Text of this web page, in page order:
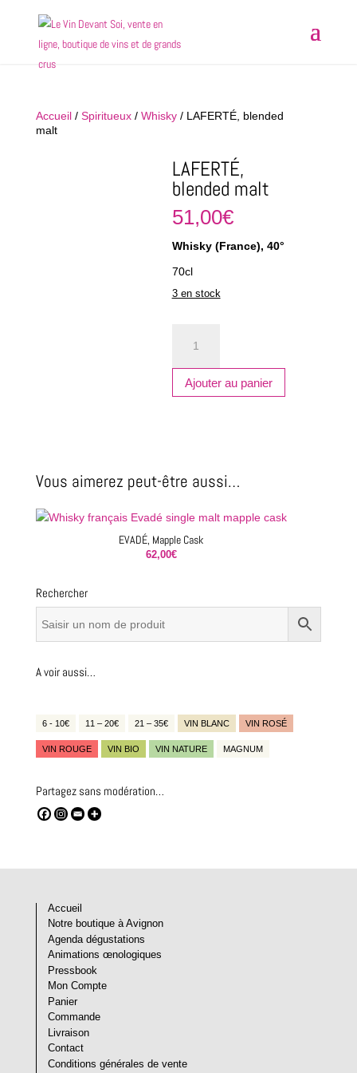
Accueil/ Spiritueux/ Whisky/ LAFERTÉ, blended
malt
LAFERTÉ,
blended malt
51,00€
Whisky (France), 40°
70cl
3 en stock
maltAjouter au panier
Vous aimerez peut-être aussi…
EVADÉ, Mapple Cask
62,00€
Rechercher
A voir aussi…
6 - 10€ 11 – 20€ 21 – 35€ VIN BLANC VIN ROSÉ
VIN ROUGE VIN BIO VIN NATURE MAGNUM
Partagez sans modération…
Accueil
Notre boutique à Avignon
Agenda dégustations
Animations œnologiques
Pressbook
Mon Compte
Panier
Commande
Livraison
Contact
Conditions générales de vente